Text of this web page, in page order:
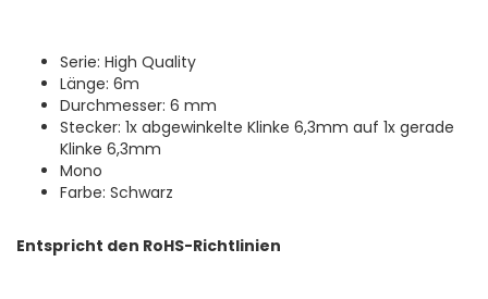
Serie: High Quality
Länge: 6m
Durchmesser: 6 mm
Stecker: 1x abgewinkelte Klinke 6,3mm auf 1x gerade
Klinke 6,3mm
Mono
Farbe: Schwarz
Entspricht den RoHS-Richtlinien